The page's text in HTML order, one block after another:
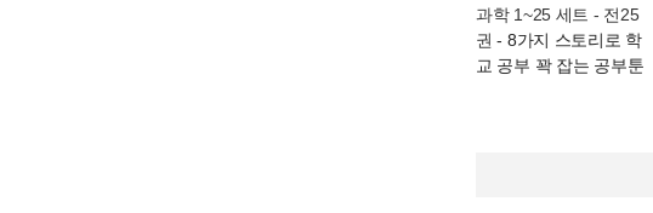
과학 1~25 세트 - 전25
권 - 8가지 스토리로 학
교 공부 꽉 잡는 공부툰